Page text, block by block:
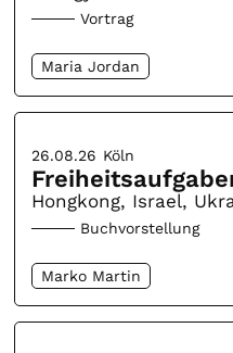
Vortrag
Maria Jordan
26.08.26 Köln
Hongkong, Israel,
Buchvorstellung
Marko Martin